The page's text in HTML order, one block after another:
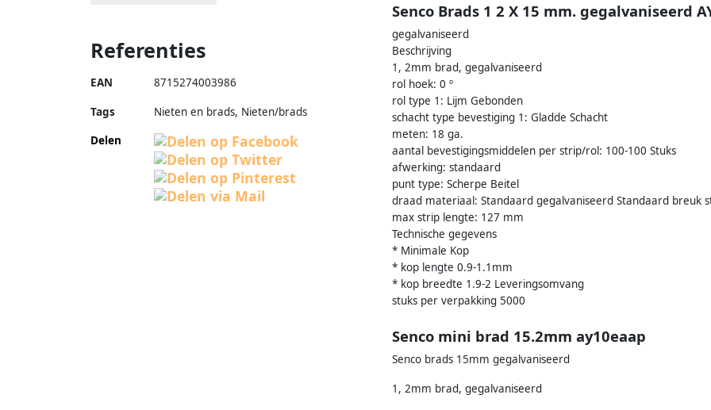
Senco Brads 1 2 X 15 mm. gegalvaniseerd
gegalvaniseerd
Beschrijving
1, 2mm brad, gegalvaniseerd
rol hoek: 0 º
rol type 1: Lijm Gebonden
schacht type bevestiging 1: Gladde Schacht
meten: 18 ga.
aantal bevestigingsmiddelen per strip/rol: 100-100 Stuks
afwerking: standaard
punt type: Scherpe Beitel
draad materiaal: Standaard gegalvaniseerd Standaard breuk
max strip lengte: 127 mm
Technische gegevens
* Minimale Kop
* kop lengte 0.9-1.1mm
* kop breedte 1.9-2 Leveringsomvang
stuks per verpakking 5000
Senco mini brad 15.2mm ay10eaap
Senco brads 15mm gegalvaniseerd
1, 2mm brad, gegalvaniseerd
Referenties
EAN 8715274003986
Tags
Nieten en brads, Nieten/brads
Delen